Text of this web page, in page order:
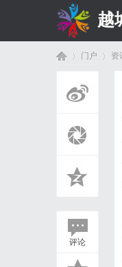
越
门户 资
评论